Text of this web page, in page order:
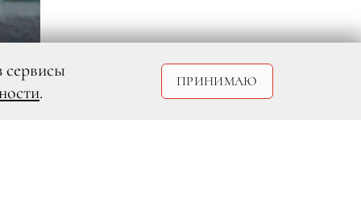
сервисы
.
ПРИНИМАЮ